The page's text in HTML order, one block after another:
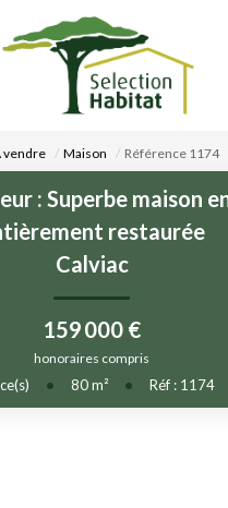
ACCUEIL
NOS BIENS
VENDRE UN BIEN
VOTRE RECHERCHE
NOUS REJOINDRE
vendre Maison Référence 1174
: Superbe maison
restaurée
Calviac
159 000 €
honoraires compris
• 80m² • Réf : 1174